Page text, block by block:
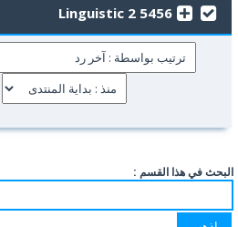
5456 Linguistic 2
البحث في هذا القسم :